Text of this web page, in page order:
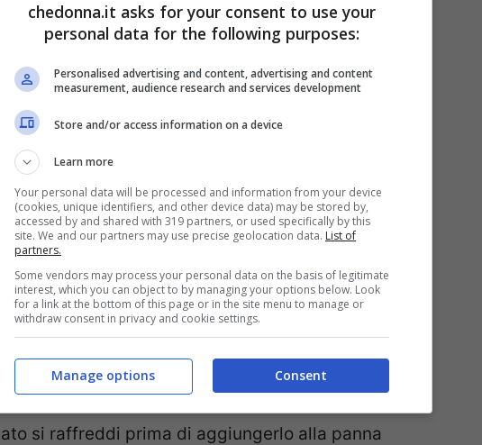
a patto che non ci complichiamo la vita con
lamousse al cioccolato
sia per sapore finale che per consistenza
però sono solo due, il cioccolato
tutti, almeno le prime volte, quando
il primo è montare troppo la panna, il
si raffreddi prima di aggiungerlo alla panna
chedonna.it asks for your consent to use your
personal data for the following purposes:
Personalised advertising and content, advertising and content
measurement, audience research and services development
Store and/or access information on a device
Learn more
Your personal data will be processed and information from your device
(cookies, unique identifiers, and other device data) may be stored by,
accessed by and shared with 319 partners, or used specifically by this
site. We and our partners may use precise geolocation data. List of
partners.
Some vendors may process your personal data on the basis of legitimate
interest, which you can object to by managing your options below. Look
for a link at the bottom of this page or in the site menu to manage or
withdraw consent in privacy and cookie settings.
Consent
Manage options